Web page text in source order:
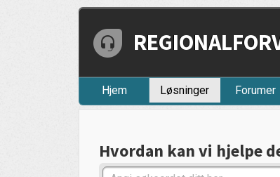
Hjem Løsninger Forumer
Hvordan kan vi hjelpe